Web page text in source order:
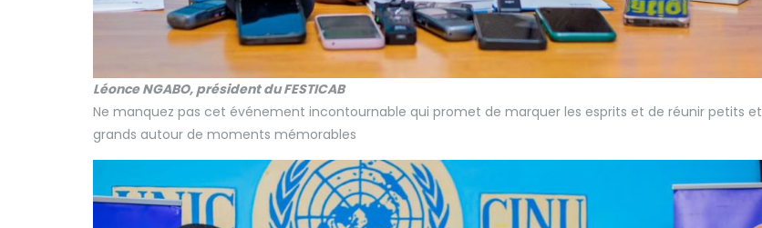
Léonce NGABO, président du FESTICAB
Ne manquez pas cet événement incontournable qui promet de marquer les esprits et de réunir petits et
grands autour de moments mémorables